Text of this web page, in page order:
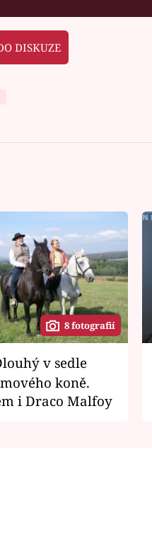
DISKUZE
8 fotografií
koně.
i Draco Malfoy